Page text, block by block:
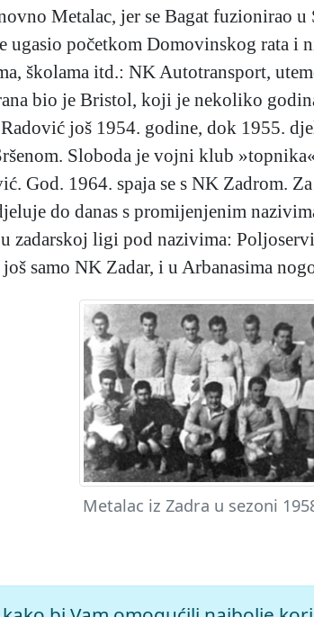
Metalac, jer se Bagat fuzionirao
ugasio početkom Domovinskog rata
školama itd.: NK Autotransport,
bio je Bristol, koji je nekoliko
još 1954. godine, dok 1955.
Sloboda je vojni klub
God. 1964. spaja se s NK Zadrom.
do danas s promijenjenim
zadarskoj ligi pod nazivima:
samo NK Zadar, i u Arbanasima
Metalac iz Zadra u sezoni
Leksikografski zavod Miroslav Krleža,